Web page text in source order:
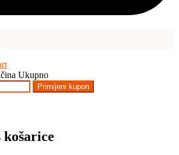
Ukupno
Primijeni kupon